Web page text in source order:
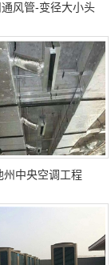
风管-变径大小头
州中央空调工程